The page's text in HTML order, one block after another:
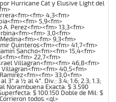
por Hurricane Cat y Elusive Light del
4,3<fm>
5,9<fm>
A. Perez<fm><fm> 13,3<fm>
3,0<fm>
9,3<fm>
Quinteros<fm><fm> 41,7<fm>
Sancho<fm><fm> 15,4<fm>
22,7<fm>
Villagran<fm><fm> 46,8<fm>
Villagran<fm><fm> 40,5<fm>
33,0<fm>
3° a ½ al 4°. Div.: 3.4; 1.6; 2.3; 1.3;
Norambuena Exacta: $ 3.590
$ 100.150 Doble de Mil: $
todos.<ql>